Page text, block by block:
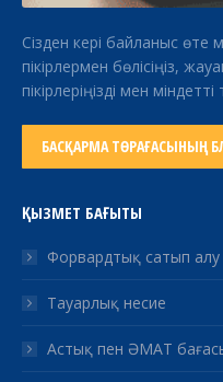
Сізден кері байланыс
пікірлермен бөлісіңіз,
пікірлеріңізді мен
БАСҚАРМА ТӨРАҒАСЫНЫҢ
ҚЫЗМЕТ БАҒЫТЫ
Форвардтық сатып алу
Тауарлық несие
Астық пен ӘМАТ